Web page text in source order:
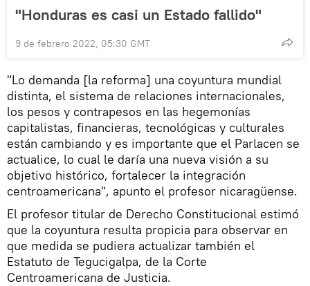
"Honduras es casi un Estado fallido"
9 de febrero 2022, 05:30 GMT
"Lo demanda [la reforma] una coyuntura mundial
distinta, el sistema de relaciones internacionales,
los pesos y contrapesos en las hegemonías
capitalistas, financieras, tecnológicas y culturales
están cambiando y es importante que el Parlacen se
actualice, lo cual le daría una nueva visión a su
objetivo histórico, fortalecer la integración
centroamericana", apunto el profesor nicaragüense.
El profesor titular de Derecho Constitucional estimó
que la coyuntura resulta propicia para observar en
que medida se pudiera actualizar también el
Estatuto de Tegucigalpa, de la Corte
Centroamericana de Justicia.